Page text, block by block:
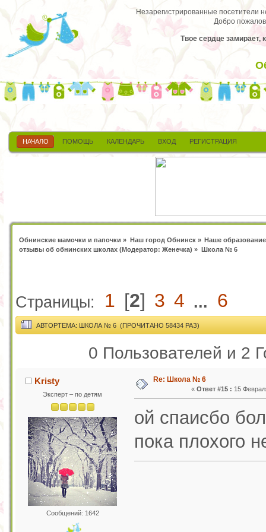
Незарегистрированные посетители
Добро
Твое сердце замирает,
НАЧАЛО ПОМОЩЬ КАЛЕНДАРЬ ВХОД РЕГИСТРАЦИЯ
Обнинские мамочки и папочки » Наш город Обнинск» Наше образование
отзывы об обнинских школах (Модератор:Женечка) » Школа № 6
Страницы: 1 [2] 3 4 ... 6
АВТОРТЕМА: ШКОЛА № 6 (ПРОЧИТАНО 58434 РАЗ)
0 Пользователей и 2
Kristy
Эксперт – по детям
Сообщений: 1642
Re: Школа № 6
« Ответ #15 : 15
ой спаисбо
пока плохого